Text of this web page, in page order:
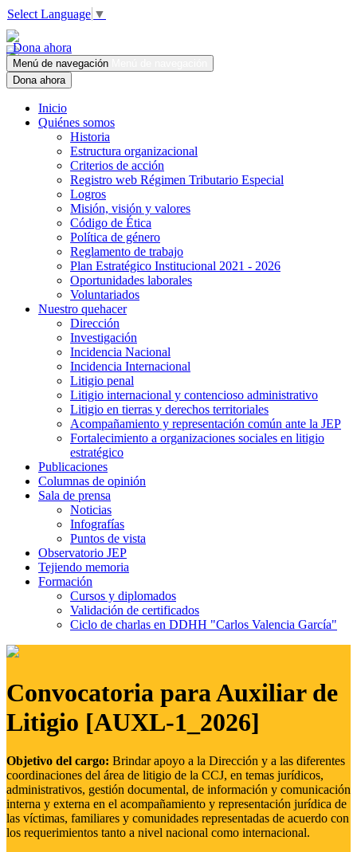
Select Language ▼
Dona ahora
Menú de navegación
Dona ahora
Inicio
Quiénes somos
Historia
Estructura organizacional
Criterios de acción
Registro web Régimen Tributario Especial
Logros
Misión, visión y valores
Código de Ética
Política de género
Reglamento de trabajo
Plan Estratégico Institucional 2021 - 2026
Oportunidades laborales
Voluntariados
Nuestro quehacer
Dirección
Investigación
Incidencia Nacional
Incidencia Internacional
Litigio penal
Litigio internacional y contencioso administrativo
Litigio en tierras y derechos territoriales
Acompañamiento y representación común ante la JEP
Fortalecimiento a organizaciones sociales en litigio
estratégico
Publicaciones
Columnas de opinión
Sala de prensa
Noticias
Infografías
Puntos de vista
Observatorio JEP
Tejiendo memoria
Formación
Cursos y diplomados
Validación de certificados
Ciclo de charlas en DDHH "Carlos Valencia García"
Convocatoria para Auxiliar de
Litigio [AUXL-1_2026]
Objetivo del cargo: Brindar apoyo a la Dirección y a las diferentes
coordinaciones del área de litigio de la CCJ, en temas jurídicos,
administrativos, gestión documental, de información y comunicación
interna y externa en el acompañamiento y representación jurídica de
las víctimas, familiares y comunidades representadas de acuerdo con
los requerimientos tanto a nivel nacional como internacional.